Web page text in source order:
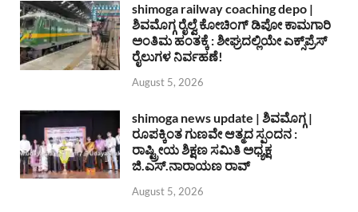
shimoga railway coaching depo |
ಶಿವಮೊಗ್ಗ ರೈಲ್ವೆ ಕೋಚಿಂಗ್ ಡಿಪೋ ಕಾಮಗಾರಿ
ಅಂತಿಮ ಹಂತಕ್ಕೆ : ಶೀಘ್ರದಲ್ಲಿಯೇ ಎಕ್ಸ್‌ಪ್ರೆಸ್
ರೈಲುಗಳ ನಿರ್ವಹಣೆ!
August 5, 2026
shimoga news update | ಶಿವಮೊಗ್ಗ |
ರೂಪಕ್ಕಿಂತ ಗುಣವೇ ಆತ್ಮದ ಸ್ಪಂದನ :
ರಾಷ್ಟ್ರೀಯ ಶಿಕ್ಷಣ ಸಮಿತಿ ಅಧ್ಯಕ್ಷ
ಜಿ.ಎಸ್.ನಾರಾಯಣ ರಾವ್
August 5, 2026